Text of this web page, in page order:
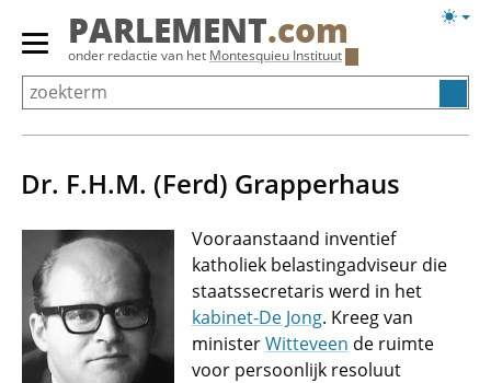
Overslaan
Primair
menu
tonen/verbergen
PARLEMENT.com
onder redactie van het Montesquieu Instituut
Dr. F.H.M. (Ferd) Grapperhaus
Vooraanstaand inventief
katholiek belastingadviseur die
staatssecretaris werd in het
kabinet-De Jong. Kreeg van
ministerWitteveen de ruimte
voor persoonlijk resoluut